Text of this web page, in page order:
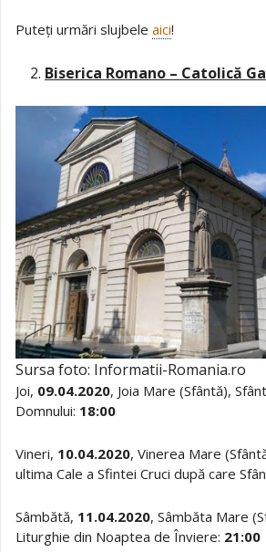
Puteți urmări slujbele aici!
Biserica Romano – Catolică
Sursa foto: Informatii-Romania.ro
Joi, 09.04.2020, Joia Mare (Sfântă),
Domnului: 18:00
Vineri, 10.04.2020, Vinerea Mare
ultima Cale a Sfintei Cruci după care
Sâmbătă, 11.04.2020, Sâmbăta Mare
Liturghie din Noaptea de Înviere: 21:00